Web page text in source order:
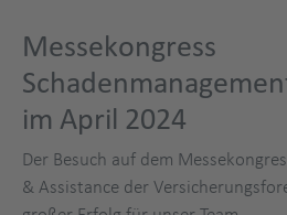
Messekongress
im April 2024
Der Besuch auf dem
& Assistance der